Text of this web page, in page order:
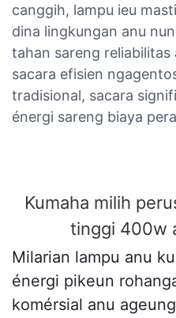
canggih, lampu ieu
dina lingkungan anu
tahan sareng reliabilitas
sacara efisien
tradisional, sacara
énergi sareng biaya
Kumaha milih
tinggi 400w
Milarian lampu anu
énergi pikeun
komérsial anu